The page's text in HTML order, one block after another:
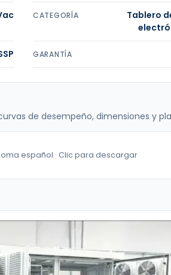
CATEGORÍA
Tablero
GARANTÍA
de desempeño, dimensiones y
español · Clic para descargar